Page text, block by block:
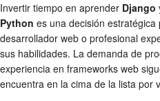
Invertir tiempo en aprender Django
Python es una decisión
desarrollador web o profesional
sus habilidades. La demanda de
experiencia en frameworks web
encuentra en la cima de la lista por